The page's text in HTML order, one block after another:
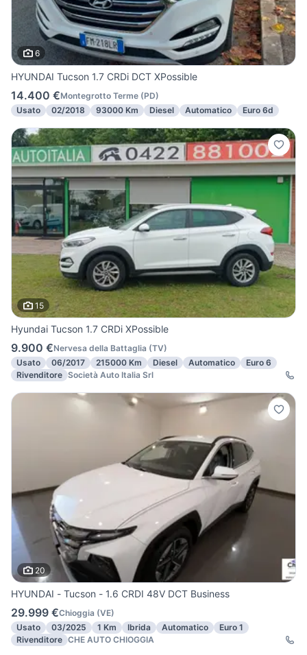
6
HYUNDAI Tucson 1.7 CRDi DCT XPossible
14.400 €Montegrotto Terme (PD)
Usato
02/2018 93000 Km Diesel Automatico Euro 6d
15
Hyundai Tucson 1.7 CRDi XPossible
9.900 €Nervesa della Battaglia (TV)
Usato
06/2017 215000 Km Diesel Automatico
Euro 6
Rivenditore Società Auto Italia Srl
20
HYUNDAI - Tucson - 1.6 CRDI 48V DCT Business
29.999 €Chioggia (VE)
Usato
03/2025 1 Km Ibrida Automatico
Euro 1
Rivenditore CHE AUTO CHIOGGIA